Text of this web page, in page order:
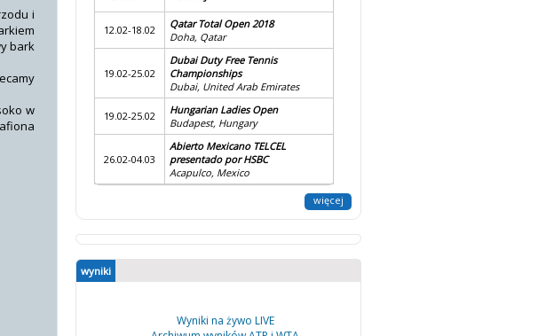
i
bark
w
12.02-18.02
Qatar Total Open 2018
Doha, Qatar
19.02-25.02
Dubai Duty Free Tennis
Championships
Dubai, United Arab Emirates
19.02-25.02
Hungarian Ladies Open
Budapest, Hungary
26.02-04.03
Abierto Mexicano TELCEL
presentado por HSBC
Acapulco, Mexico
więcej
wyniki
Wyniki na żywo LIVE